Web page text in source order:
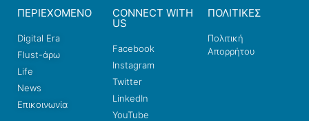
ΠΕΡΙΕΧΟΜΕΝΟ
Digital Era
Flust-άρω
Life
News
Επικοινωνία
CONNECT WITH
US
Facebook
Instagram
Twitter
LinkedIn
YouTube
ΠΟΛΙΤΙΚΕΣ
Πολιτική
Απορρήτου